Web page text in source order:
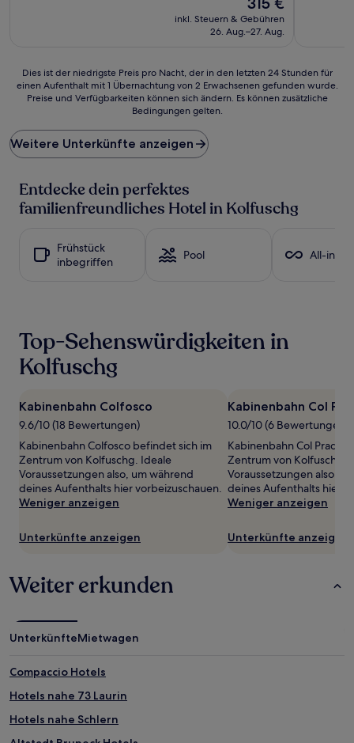
Preis
beträgt
inkl. Steuern & Gebühren
26. Aug.–27. Aug.
Dies
ist
Preis
pro
Nacht,
den
letzten
einen
gefunden
wurde.
Preise
Verfügbarkeiten
können
sich
ändern.
können
zusätzliche
Bedingungen
Dies ist der niedrigste Preis pro Nacht, der in den letzten 24 Stunden für
einen Aufenthalt mit 1 Übernachtung von 2 Erwachsenen gefunden wurde.
Preise und Verfügbarkeiten können sich ändern. Es können zusätzliche
Bedingungen gelten.
Weitere Unterkünfte anzeigen
Entdecke dein perfektes
familienfreundliches Hotel in Kolfuschg
Frühstück
inbegriffen
Pool All-
Top-Sehenswürdigkeiten in
Kolfuschg
Kabinenbahn Colfosco
9.6/10 (18 Bewertungen)
Kabinenbahn Colfosco befindet sich im
Zentrum von Kolfuschg. Ideale
Voraussetzungen also, um während
deines Aufenthalts hier vorbeizuschauen.
Weniger anzeigen
Unterkünfte anzeigen
Kabinenbahn Col
10.0/10 (6 Bewertungen)
Kabinenbahn Col Pradat
Zentrum von Kolfuschg.
Voraussetzungen also,
deines Aufenthalts hier
Weniger anzeigen
Unterkünfte anzeigen
Weiter erkunden
UnterkünfteMietwagen
Compaccio Hotels
Hotels nahe 73 Laurin
Hotels nahe Schlern